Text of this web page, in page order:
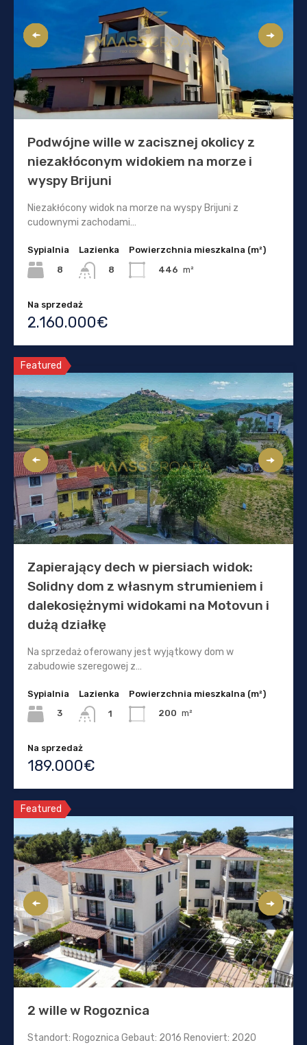
Podwójne wille w zacisznej okolicy z
niezakłóconym widokiem na morze i
wyspy Brijuni
Niezakłócony widok na morze na wyspy Brijuni z
cudownymi zachodami…
Sypialnia
8
Lazienka
8
Powierzchnia mieszkalna (m²)
446 m²
Na sprzedaż
2.160.000€
Featured
Zapierający dech w piersiach widok:
Solidny dom z własnym strumieniem i
dalekosiężnymi widokami na Motovun i
dużą działkę
Na sprzedaż oferowany jest wyjątkowy dom w
zabudowie szeregowej z…
Sypialnia
3
Lazienka
1
Powierzchnia mieszkalna (m²)
200 m²
Na sprzedaż
189.000€
Featured
2 wille w Rogoznica
Standort: Rogoznica Gebaut: 2016 Renoviert: 2020